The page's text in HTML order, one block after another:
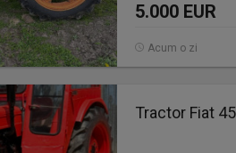
5.000 EUR
Acum o zi
Tractor Fiat